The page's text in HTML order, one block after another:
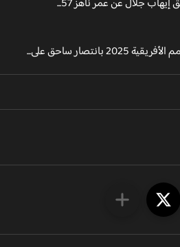
جلال عن عمر ناهز 57...
ساحق على...